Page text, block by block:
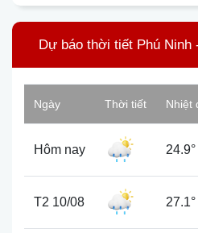
Dự báo thời tiết Phú Ninh
Ngày Thời tiết Nhiệt
Hôm nay 24.9°
T2 10/08 27.1°